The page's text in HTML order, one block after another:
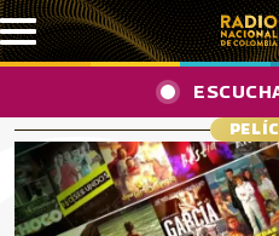
Pasar al contenido principal